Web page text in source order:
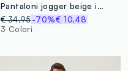
Pantaloni jogger beige in misto cotone oversize fit
€ 34,95 -70%€ 10,48
3 Colori